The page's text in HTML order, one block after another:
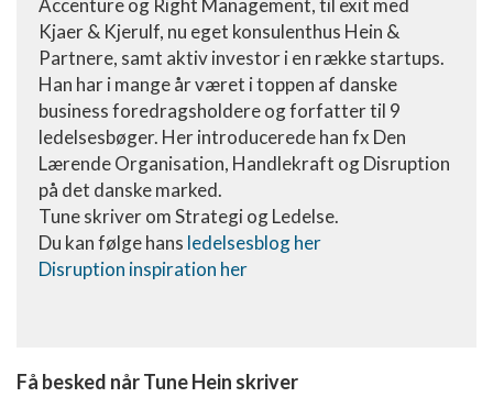
Accenture og Right Management, til exit med
Kjaer & Kjerulf, nu eget konsulenthus Hein &
Partnere, samt aktiv investor i en række startups.
Han har i mange år været i toppen af danske
business foredragsholdere og forfatter til 9
ledelsesbøger. Her introducerede han fx Den
Lærende Organisation, Handlekraft og Disruption
på det danske marked.
Tune skriver om Strategi og Ledelse.
Du kan følge hans ledelsesblog her
Disruption inspiration her
Få besked når Tune Hein skriver